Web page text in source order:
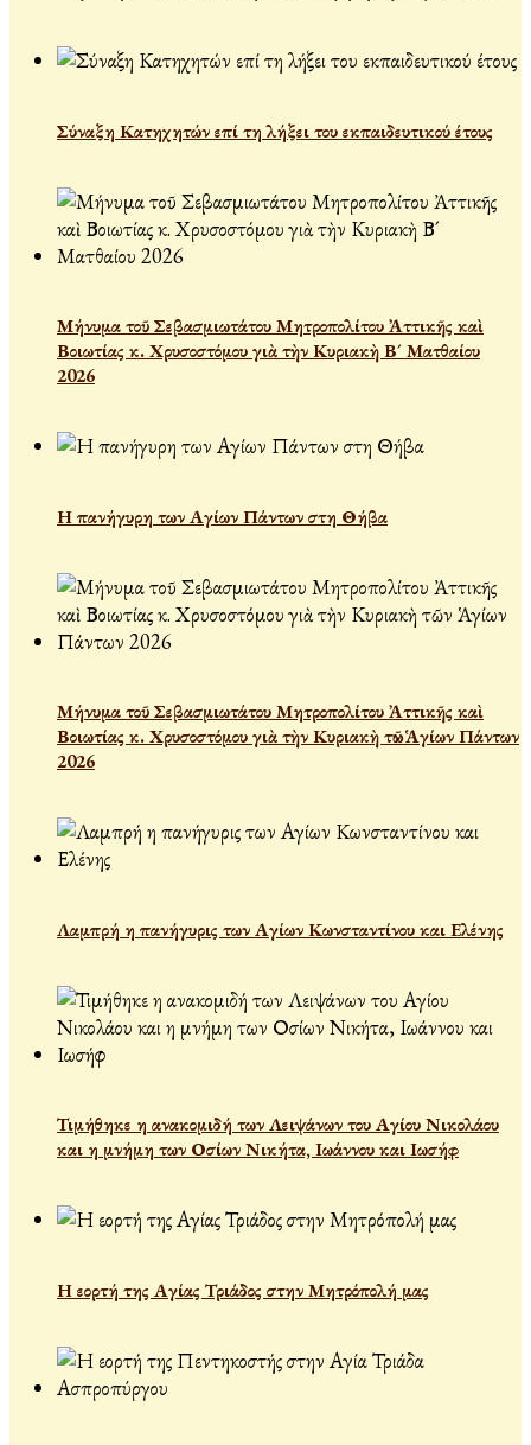
Σύναξη Κατηχητών επί τη λήξει του εκπαιδευτικού έτους
Μήνυμα τοῦ Σεβασμιωτάτου Μητροπολίτου Ἀττικῆς καὶ
Βοιωτίας κ. Χρυσοστόμου γιὰ τὴν Κυριακὴ Β´ Ματθαίου
2026
Η πανήγυρη των Αγίων Πάντων στη Θήβα
Μήνυμα τοῦ Σεβασμιωτάτου Μητροπολίτου Ἀττικῆς καὶ
Βοιωτίας κ. Χρυσοστόμου γιὰ τὴν Κυριακὴ τῶν Ἁγίων Πάντων
2026
Λαμπρή η πανήγυρις των Αγίων Κωνσταντίνου και Ελένης
Τιμήθηκε η ανακομιδή των Λειψάνων του Αγίου Νικολάου
και η μνήμη των Οσίων Νικήτα, Ιωάννου και Ιωσήφ
Η εορτή της Αγίας Τριάδος στην Μητρόπολή μας